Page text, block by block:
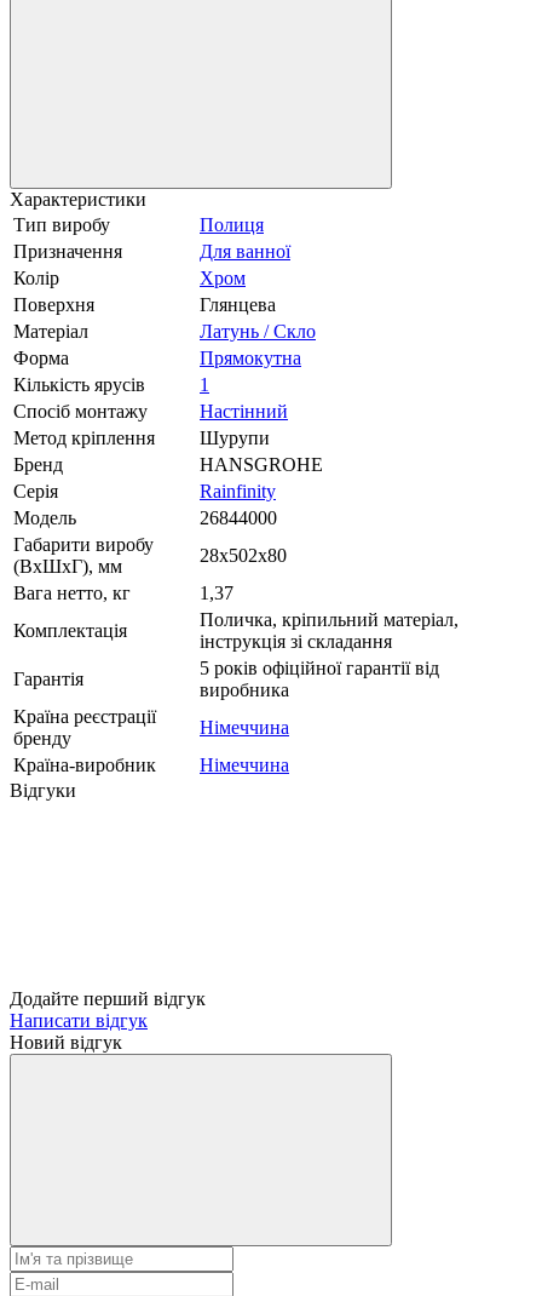
Характеристики
Тип виробу
Полиця
Призначення
Для ванної
Колір
Хром
Поверхня
Глянцева
Матеріал
Латунь / Скло
Форма
Прямокутна
Кількість ярусів
1
Спосіб монтажу
Настінний
Метод кріплення
Шурупи
Бренд
HANSGROHE
Серія
Rainfinity
Модель
26844000
Габарити виробу
(ВхШхГ), мм
28х502х80
Вага нетто, кг
1,37
Комплектація
Поличка, кріпильний матеріал,
інструкція зі складання
Гарантія
5 років офіційної гарантії від
виробника
Країна реєстрації
бренду
Німеччина
Країна-виробник
Німеччина
Відгуки
Додайте перший відгук
Написати відгук
Новий відгук